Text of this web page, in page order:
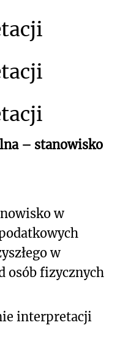
– stanowisko
w
w
osób fizycznych
interpretacji